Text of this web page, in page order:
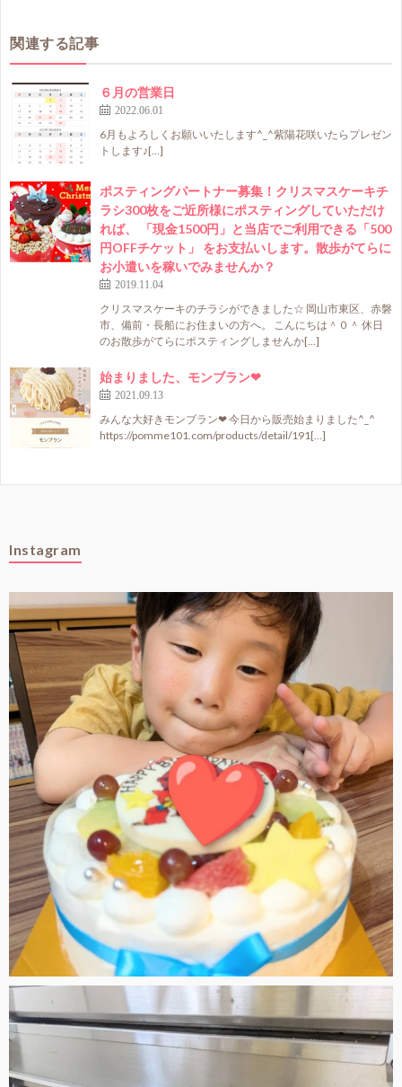
関連する記事
６月の営業日
2022.06.01
6月もよろしくお願いいたします^_^紫陽花咲いたらプレゼン
トします♪[…]
ポスティングパートナー募集！クリスマスケーキチ
ラシ300枚をご近所様にポスティングしていただけ
れば、 「現金1500円」と当店でご利用できる「500
円OFFチケット」 をお支払いします。散歩がてらに
お小遣いを稼いでみませんか？
2019.11.04
クリスマスケーキのチラシができました☆ 岡山市東区、赤磐
市、備前・長船にお住まいの方へ。 こんにちは＾０＾ 休日
のお散歩がてらにポスティングしませんか[…]
始まりました、モンブラン❤
2021.09.13
みんな大好きモンブラン❤ 今日から販売始まりました^_^
https://pomme101.com/products/detail/191[…]
Instagram